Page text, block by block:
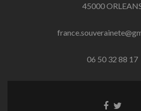
45000
06 50 32 88 17
LienLien